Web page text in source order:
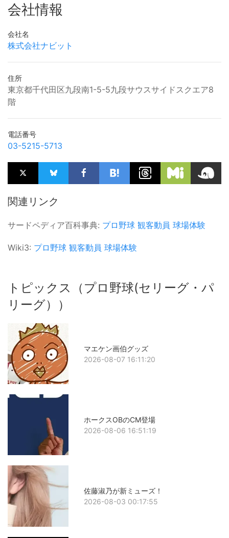
会社情報
会社名
株式会社ナビット
住所
東京都千代田区九段南1-5-5九段サウスサイドスクエア8
階
電話番号
03-5215-5713
関連リンク
サードペディア百科事典: プロ野球 観客動員 球場体験
Wiki3: プロ野球 観客動員 球場体験
トピックス（プロ野球(セリーグ・パ
リーグ））
マエケン画伯グッズ
2026-08-07 16:11:20
ホークスOBのCM登場
2026-08-06 16:51:19
佐藤淑乃が新ミューズ！
2026-08-03 00:17:55